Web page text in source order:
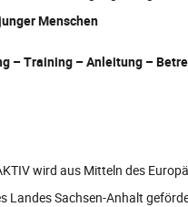
Menschen
– Training – Anleitung –
wird aus Mitteln des
Landes Sachsen-Anhalt